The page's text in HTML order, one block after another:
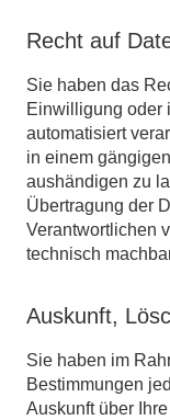
Recht auf
Sie haben das
Einwilligung oder
automatisiert
in einem
aushändigen zu
Übertragung der
Verantwortlichen
technisch
Auskunft,
Sie haben im
Bestimmungen
Auskunft über